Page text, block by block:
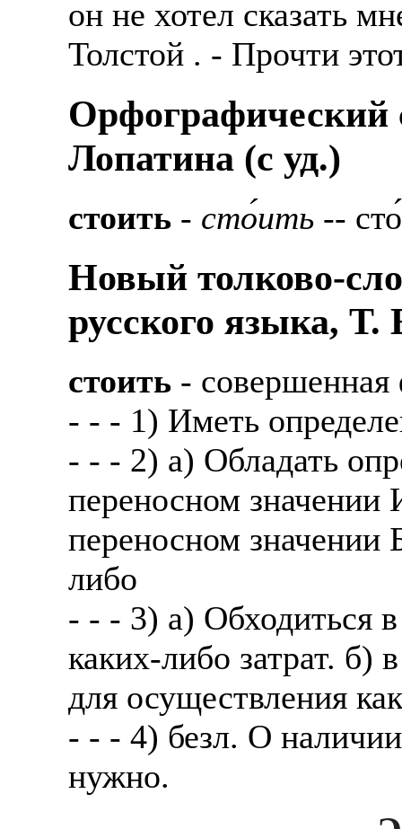
он не хотел сказать
Толстой . - Прочти
Орфографический
Лопатина (c уд.)
стоить - сто́ить --
Новый толково-
русского языка,
стоить -
- - - 1) Иметь
- - - 2) а) Обладать
переносном значении
переносном значении
либо
- - - 3) а) Обходиться
каких-либо затрат. б)
для осуществления
- - - 4) безл. О
нужно.